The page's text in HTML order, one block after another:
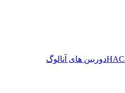
دوربین های آنالوگ